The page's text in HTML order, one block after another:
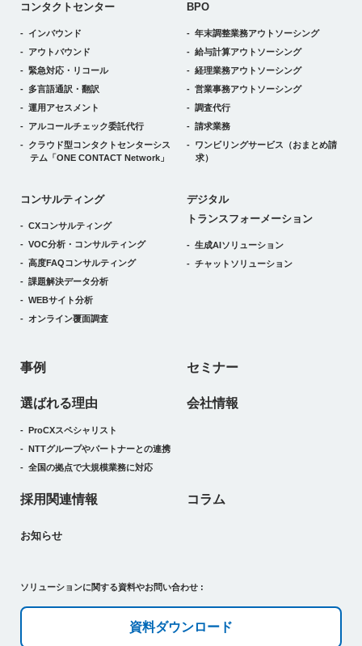
コンタクトセンター
インバウンド
アウトバウンド
緊急対応・リコール
多言語通訳・翻訳
運用アセスメント
アルコールチェック委託代行
クラウド型コンタクトセンターシス
テム 「ONE CONTACT Network」
BPO
年末調整業務アウトソーシング
給与計算アウトソーシング
経理業務アウトソーシング
営業事務アウトソーシング
調査代行
請求業務
ワンビリングサービス （おまとめ請
求）
コンサルティング
CXコンサルティング
VOC分析・コンサルティング
高度FAQコンサルティング
課題解決データ分析
WEBサイト分析
オンライン覆面調査
デジタルトランスフォーメーション
デジタル
トランスフォーメーション
生成AIソリューション
チャットソリューション
事例 セミナー
選ばれる理由
ProCXスペシャリスト
NTTグループやパートナーとの連携
全国の拠点で大規模業務に対応
会社情報
採用関連情報 コラム
お知らせ
ソリューションに関する資料やお問い合わせ :
資料ダウンロード